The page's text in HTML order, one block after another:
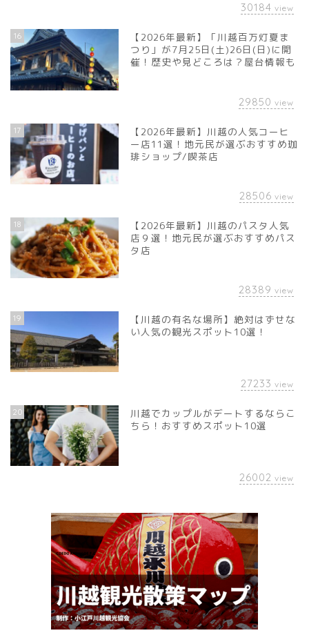
30184 view
16
【2026年最新】「川越百万灯夏ま
つり」が7月25日(土)26日(日)に開
催！歴史や見どころは？屋台情報も
29850 view
17
【2026年最新】川越の人気コーヒ
ー店11選！地元民が選ぶおすすめ珈
琲ショップ/喫茶店
28506 view
18
【2026年最新】川越のパスタ人気
店９選！地元民が選ぶおすすめパス
タ店
28389 view
19
【川越の有名な場所】絶対はずせな
い人気の観光スポット10選！
27233 view
20
川越でカップルがデートするならこ
ちら！おすすめスポット10選
26002 view